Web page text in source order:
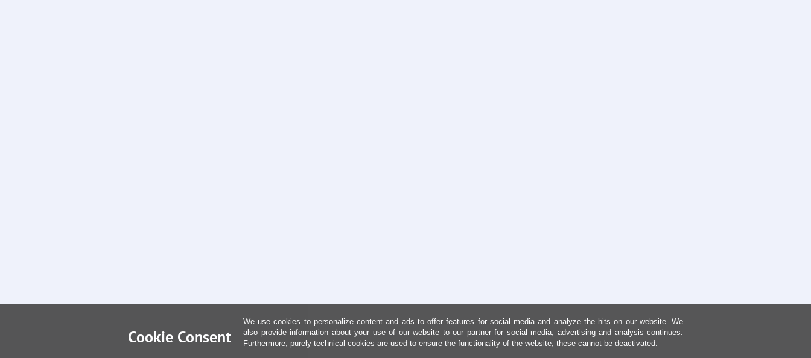
Cookie Consent
We use cookies to personalize content and ads to offer features for social media and analyze the hits on our website. We
also provide information about your use of our website to our partner for social media, advertising and analysis continues.
Furthermore, purely technical cookies are used to ensure the functionality of the website, these cannot be deactivated.